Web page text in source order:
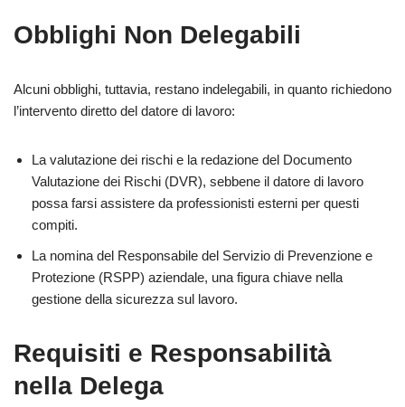
Obblighi Non Delegabili
Alcuni obblighi, tuttavia, restano indelegabili, in quanto richiedono
l’intervento diretto del datore di lavoro:
La valutazione dei rischi e la redazione del Documento
Valutazione dei Rischi (DVR), sebbene il datore di lavoro
possa farsi assistere da professionisti esterni per questi
compiti.
La nomina del Responsabile del Servizio di Prevenzione e
Protezione (RSPP) aziendale, una figura chiave nella
gestione della sicurezza sul lavoro.
Requisiti e Responsabilità
nella Delega